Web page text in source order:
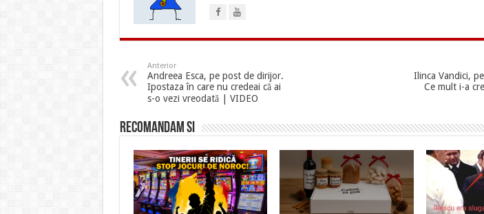
Anterior
Andreea Esca, pe post de dirijor.
Ipostaza în care nu credeai că ai
s-o vezi vreodată | VIDEO
Ilinca Vandici,
Ce mult i-a
Recomandam si